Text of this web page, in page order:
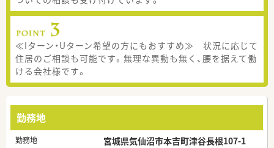
≪Iターン・Uターン希望の方にもおすすめ≫ 状況に応じて
住居のご相談も可能です。無理な異動も無く、腰を据えて働
ける会社様です。
勤務地
勤務地 宮城県気仙沼市本吉町津谷長根107-1